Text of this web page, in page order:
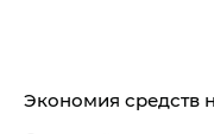
Экономия средств